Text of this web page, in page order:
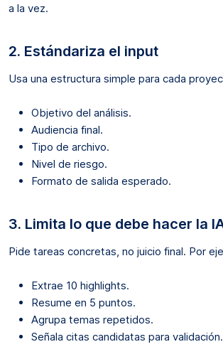
a la vez.
2. Estándariza el input
Usa una estructura simple para cada
Objetivo del análisis.
Audiencia final.
Tipo de archivo.
Nivel de riesgo.
Formato de salida esperado.
3. Limita lo que debe hacer la
Pide tareas concretas, no juicio final. Por
Extrae 10 highlights.
Resume en 5 puntos.
Agrupa temas repetidos.
Señala citas candidatas para validación.